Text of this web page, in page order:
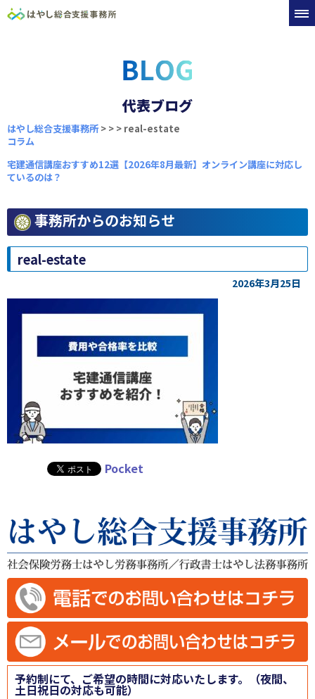
代表ブログ
はやし総合支援事務所>
コラム
>
宅建通信講座おすすめ12選【2026年8月最新】オンライン講座に対応し
ているのは？
> real-estate
事務所からのお知らせ
real-estate
2026年3月25日
Pocket
予約制にて、ご希望の時間に対応いたします。（夜間、
土日祝日の対応も可能）